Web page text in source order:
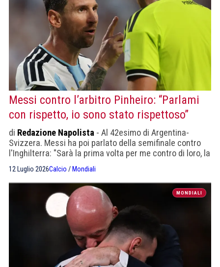
Messi contro l’arbitro Pinheiro: “Parlami
con rispetto, io sono stato rispettoso”
di Redazione Napolista - Al 42esimo di Argentina-
Svizzera. Messi ha poi parlato della semifinale contro
l'Inghilterra: "Sarà la prima volta per me contro di loro, la
vivremo come si affronta una semifinale".
12 Luglio 2026Calcio / Mondiali
MONDIALI